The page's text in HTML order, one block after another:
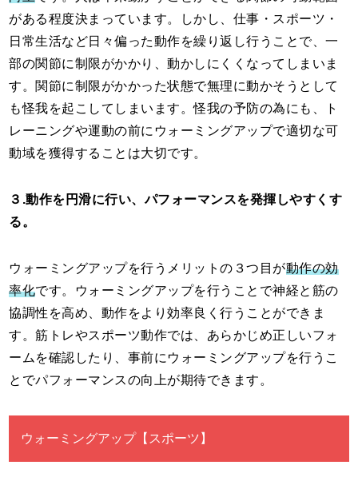
がある程度決まっています。しかし、仕事・スポーツ・
日常生活など日々偏った動作を繰り返し行うことで、一
部の関節に制限がかかり、動かしにくくなってしまいま
す。関節に制限がかかった状態で無理に動かそうとして
も怪我を起こしてしまいます。怪我の予防の為にも、ト
レーニングや運動の前にウォーミングアップで適切な可
動域を獲得することは大切です。
３.動作を円滑に行い、パフォーマンスを発揮しやすくす
る。
ウォーミングアップを行うメリットの３つ目が動作の効
率化です。ウォーミングアップを行うことで神経と筋の
協調性を高め、動作をより効率良く行うことができま
す。筋トレやスポーツ動作では、あらかじめ正しいフォ
ームを確認したり、事前にウォーミングアップを行うこ
とでパフォーマンスの向上が期待できます。
ウォーミングアップ【スポーツ】